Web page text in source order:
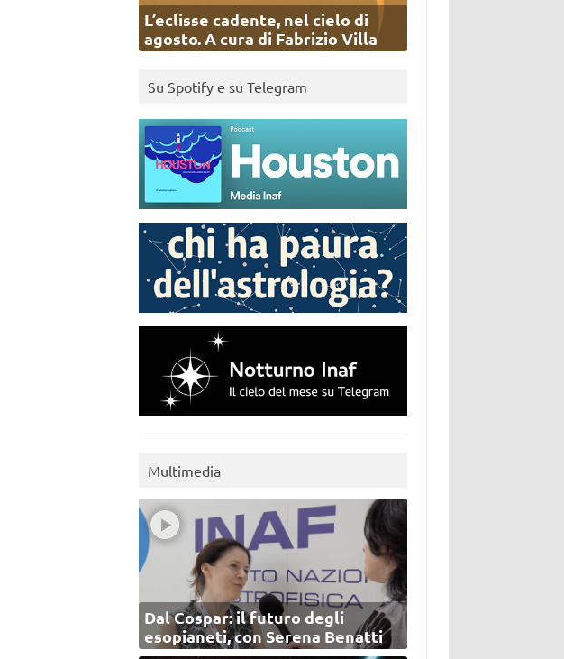
L’eclisse cadente, nel cielo di
agosto. A cura di Fabrizio Villa
Su Spotify e su Telegram
Multimedia
Dal Cospar: il futuro degli
esopianeti, con Serena Benatti